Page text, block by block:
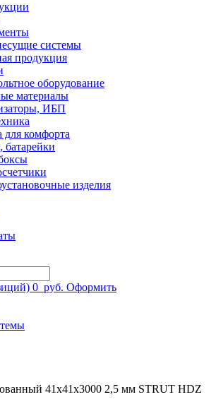
системы
продукция
оборудование
материалы
ИБП
для комфорта
изделия
0 руб. Оформить
41x41х3000 2,5 мм STRUT HDZ